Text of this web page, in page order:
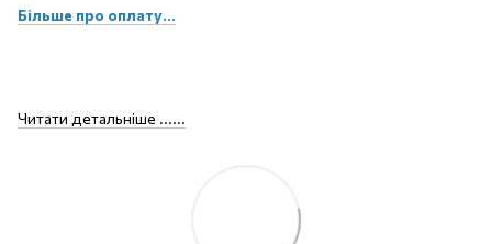
Більше про оплату...
Читати детальніше ......